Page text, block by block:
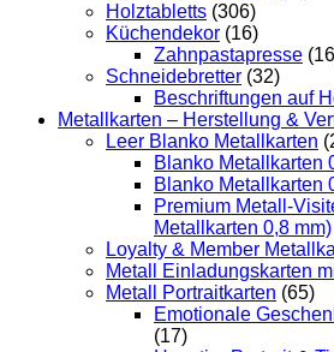
Holztabletts (306)
Küchendekor (16)
Zahnpastapresse
Schneidebretter (32)
Beschriftungen auf
Metallkarten – Herstellung &
Leer Blanko Metallkarten
Blanko Metallkarten
Blanko Metallkarten
Premium Metall-
Metallkarten 0,8 mm)
Loyalty & Member
Metall Einladungskarten
Metall Portraitkarten (65)
Emotionale
(17)